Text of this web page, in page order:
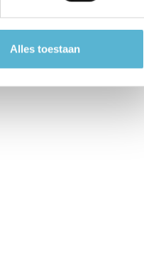
Alles toestaan